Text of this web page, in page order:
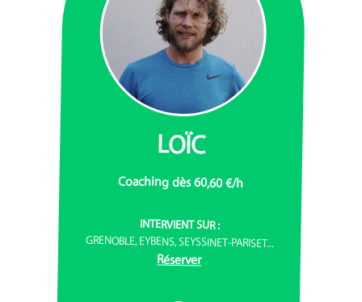
LOÏC
Coaching dès 60,60 €/h
INTERVIENT SUR :
GRENOBLE, EYBENS, SEYSSINET-PARISET...
Réserver